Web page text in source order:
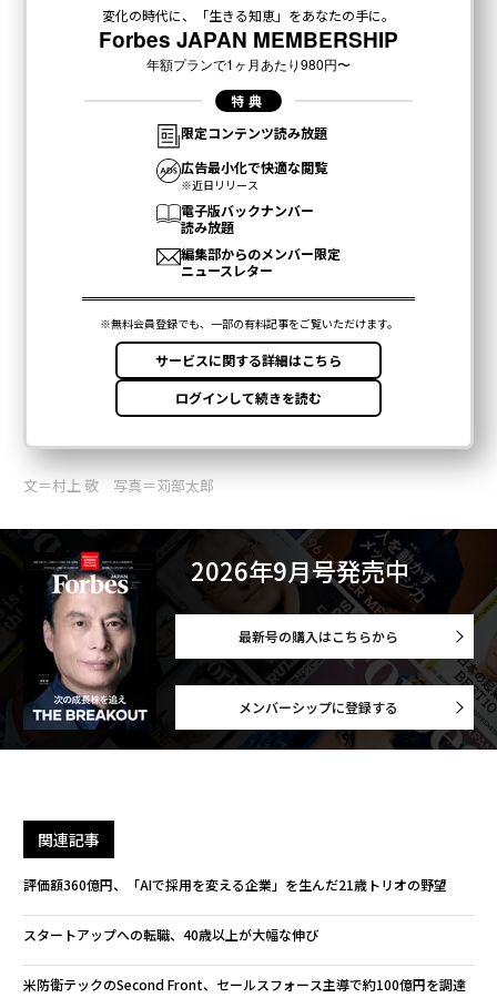
文＝村上 敬 写真＝苅部太郎
2026年9月号発売中
最新号の購入はこちらから
メンバーシップに登録する
関連記事
評価額360億円、「AIで採用を変える企業」を生んだ21歳トリオの野望
スタートアップへの転職、40歳以上が大幅な伸び
米防衛テックのSecond Front、セールスフォース主導で約100億円を調達